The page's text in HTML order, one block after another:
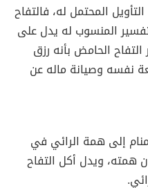
المحتمل له، فالتفاح
المنسوب له يدل على
الحامض بأنه رزق
نفسه وصيانة ماله عن
إلى همة الرائي في
همته، ويدل أكل التفاح